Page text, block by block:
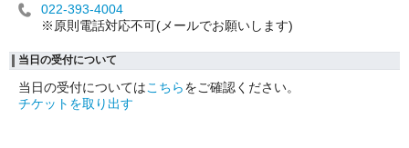
022-393-4004
※原則電話対応不可(メールでお願いします)
当日の受付について
当日の受付についてはこちらをご確認ください。
チケットを取り出す